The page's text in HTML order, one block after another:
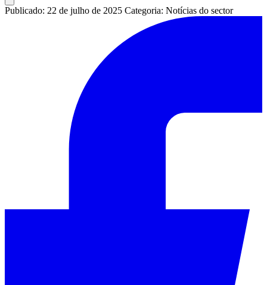
Publicado: 22 de julho de 2025 Categoria: Notícias do sector